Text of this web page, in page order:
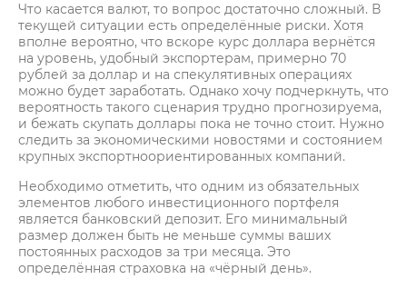
Что касается валют, то вопрос достаточно сложный. В
текущей ситуации есть определённые риски. Хотя
вполне вероятно, что вскоре курс доллара вернётся
на уровень, удобный экспортерам, примерно 70
рублей за доллар и на спекулятивных операциях
можно будет заработать. Однако хочу подчеркнуть, что
вероятность такого сценария трудно прогнозируема,
и бежать скупать доллары пока не точно стоит. Нужно
следить за экономическими новостями и состоянием
крупных экспортноориентированных компаний.
Необходимо отметить, что одним из обязательных
элементов любого инвестиционного портфеля
является банковский депозит. Его минимальный
размер должен быть не меньше суммы ваших
постоянных расходов за три месяца. Это
определённая страховка на «чёрный день».